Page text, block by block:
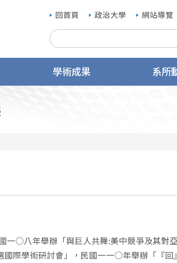
回首頁 政治大學 網站導覽
學術成果 系所
○八年舉辦「與巨人共舞:美中競爭及其對
際學術研討會」，民國一一○年舉辦「『回